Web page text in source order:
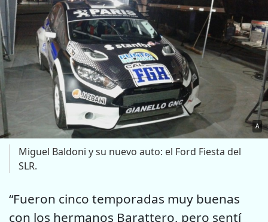
A
Miguel Baldoni y su nuevo auto: el Ford Fiesta del
SLR.
“Fueron cinco temporadas muy buenas
con los hermanos Barattero, pero sentí